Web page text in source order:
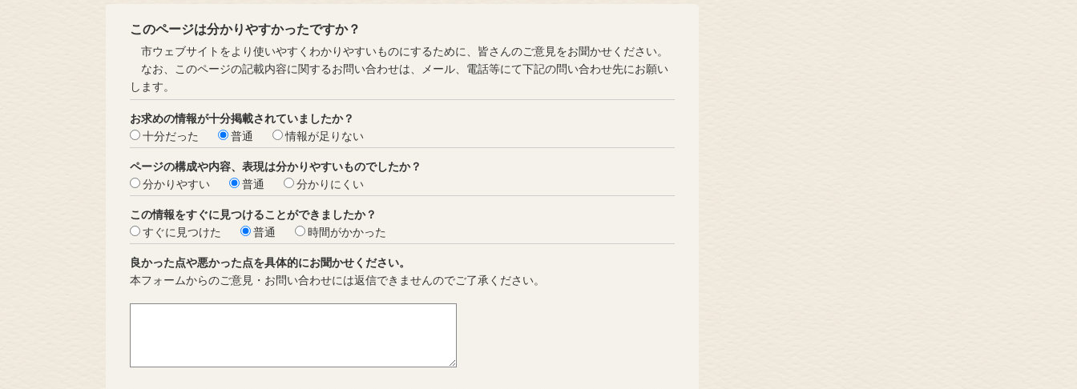
このページは分かりやすかったですか？
市ウェブサイトをより使いやすくわかりやすいものにするために、皆さんのご意見をお聞かせください。
なお、このページの記載内容に関するお問い合わせは、メール、電話等にて下記の問い合わせ先にお願い
します。
お求めの情報が十分掲載されていましたか？
十分だった
普通 情報が足りない
ページの構成や内容、表現は分かりやすいものでしたか？
分かりやすい
普通 分かりにくい
この情報をすぐに見つけることができましたか？
すぐに見つけた
普通 時間がかかった
良かった点や悪かった点を具体的にお聞かせください。
本フォームからのご意見・お問い合わせには返信できませんのでご了承ください。